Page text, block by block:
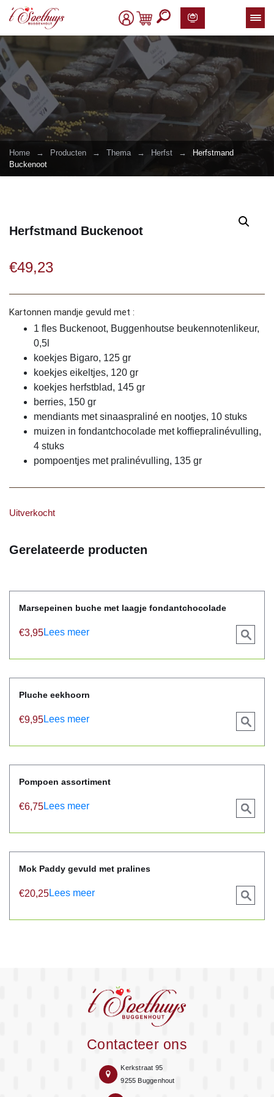
Home → Producten → Thema → Herfst →
Herfstmand
Buckenoot
Herfstmand Buckenoot
€49,23
Kartonnen mandje gevuld met :
1 fles Buckenoot, Buggenhoutse beukennotenlikeur,
0,5l
koekjes Bigaro, 125 gr
koekjes eikeltjes, 120 gr
koekjes herfstblad, 145 gr
berries, 150 gr
mendiants met sinaaspraliné en nootjes, 10 stuks
muizen in fondantchocolade met koffiepralinévulling,
4 stuks
pompoentjes met pralinévulling, 135 gr
Uitverkocht
Gerelateerde producten
Marsepeinen buche met laagje fondantchocolade
€3,95
View
product
Lees meer
Pluche eekhoorn
€9,95
View
product
Lees meer
Pompoen assortiment
€6,75
View
product
Lees meer
Mok Paddy gevuld met pralines
€20,25
View
product
Lees meer
Contacteer ons
Kerkstraat 95
9255 Buggenhout